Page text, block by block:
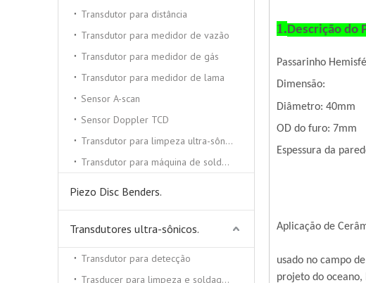
Transdutor para distância
Transdutor para medidor de vazão
Transdutor para medidor de gás
Transdutor para medidor de lama
Sensor A-scan
Sensor Doppler TCD
Transdutor para limpeza ultra-sônica
Transdutor para máquina de solda ultra-sônica
Piezo Disc Benders.
Transdutores ultra-sônicos.
Transdutor para detecção
Trasducer para limpeza e soldagem ultra-sônica
1.Descrição do
Passarinho
Dimensão:
Diâmetro: 40mm
OD do furo: 7mm
Espessura da
Aplicação de
usado no campo
projeto do